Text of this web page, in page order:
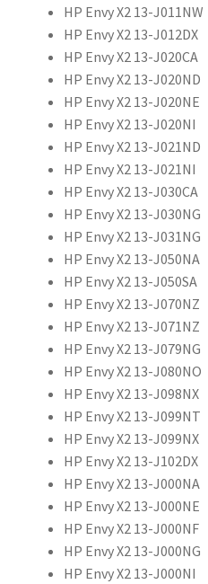
HP Envy X2 13-J011NW
HP Envy X2 13-J012DX
HP Envy X2 13-J020CA
HP Envy X2 13-J020ND
HP Envy X2 13-J020NE
HP Envy X2 13-J020NI
HP Envy X2 13-J021ND
HP Envy X2 13-J021NI
HP Envy X2 13-J030CA
HP Envy X2 13-J030NG
HP Envy X2 13-J031NG
HP Envy X2 13-J050NA
HP Envy X2 13-J050SA
HP Envy X2 13-J070NZ
HP Envy X2 13-J071NZ
HP Envy X2 13-J079NG
HP Envy X2 13-J080NO
HP Envy X2 13-J098NX
HP Envy X2 13-J099NT
HP Envy X2 13-J099NX
HP Envy X2 13-J102DX
HP Envy X2 13-J000NA
HP Envy X2 13-J000NE
HP Envy X2 13-J000NF
HP Envy X2 13-J000NG
HP Envy X2 13-J000NI